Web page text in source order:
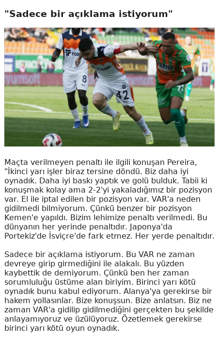
"Sadece bir açıklama istiyorum"
Maçta verilmeyen penaltı ile ilgili konuşan Pereira,
"İkinci yarı işler biraz tersine döndü. Biz daha iyi
oynadık. Daha iyi baskı yaptık ve golü bulduk. Tabii ki
konuşmak kolay ama 2-2'yi yakaladığımız bir pozisyon
var. El ile iptal edilen bir pozisyon var. VAR'a neden
gidilmedi bilmiyorum. Çünkü benzer bir pozisyon
Kemen'e yapıldı. Bizim lehimize penaltı verilmedi. Bu
dünyanın her yerinde penaltıdır. Japonya'da
Portekiz'de İsviçre'de fark etmez. Her yerde penaltıdır.
Sadece bir açıklama istiyorum. Bu VAR ne zaman
devreye girip girmediğini ile alakalı. Bu yüzden
kaybettik de demiyorum. Çünkü ben her zaman
sorumluluğu üstüme alan biriyim. Birinci yarı kötü
oynadık bunu kabul ediyorum. Alanya'ya gerekirse bir
hakem yollasınlar. Bize konuşsun. Bize anlatsın. Biz ne
zaman VAR'a gidilip gidilmediğini gerçekten bu şekilde
anlayamıyoruz ve üzülüyoruz. Özetlemek gerekirse
birinci yarı kötü oyun oynadık.